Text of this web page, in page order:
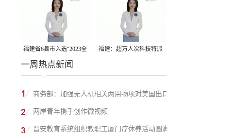
福建省6县市入选“2023全
国县域发展潜力百强县”
福建：超万人次科技特派
一周热点新闻
商务部：加强无人机相关两用物项对美国出口
管制
两岸青年携手创作微视频
晋安教育系统组织教职工厦门疗休养活动圆满